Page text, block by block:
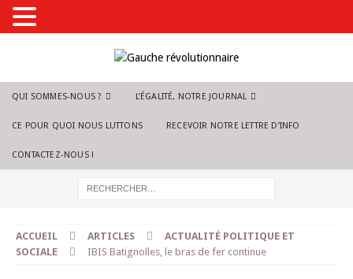
QUI SOMMES-NOUS ? L’ÉGALITÉ, NOTRE JOURNAL
CE POUR QUOI NOUS LUTTONS RECEVOIR NOTRE LETTRE D’INFO
CONTACTEZ-NOUS !
ACCUEIL ARTICLES
ACTUALITÉ POLITIQUE ET
SOCIALE
IBIS Batignolles, le bras de fer continue